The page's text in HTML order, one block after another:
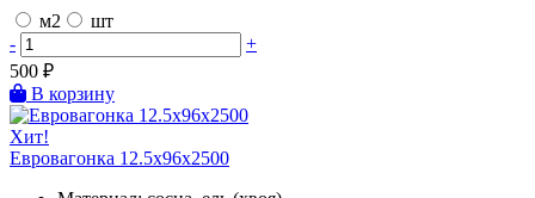
м2
шт
-
+
500 ₽
В корзину
Хит!
Евровагонка 12.5х96х2500